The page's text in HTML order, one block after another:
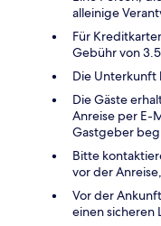
alleinige
Für
Gebühr von
Die Unterkunft
Die Gäste
Anreise per E-
Gastgeber
Bitte
vor der
Vor der
einen sicheren